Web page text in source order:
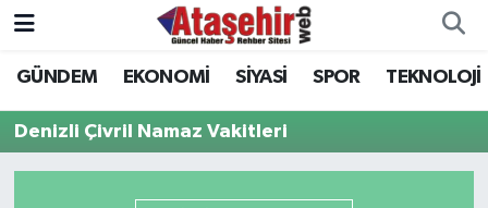
GÜNDEM EKONOMİ SİYASİ SPOR TEKNOLOJİ
Denizli Çivril Namaz Vakitleri
Hava Durumu
Trafik Durumu